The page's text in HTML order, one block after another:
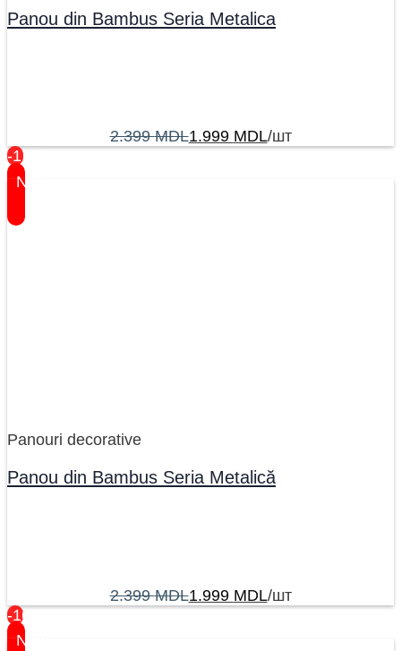
Panou din Bambus Seria Metalica
2.399MDL1.999 MDL/шт
-17%
New
Panouri decorative
Panou din Bambus Seria Metalică
2.399MDL1.999 MDL/шт
-16%
New